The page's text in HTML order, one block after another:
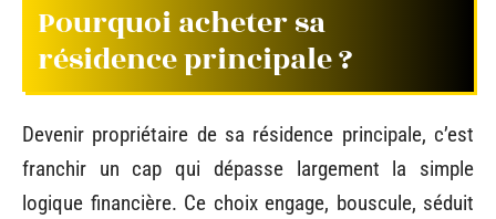
Pourquoi acheter sa
résidence principale ?
Devenir propriétaire de sa résidence principale, c’est
franchir un cap qui dépasse largement la simple
logique financière. Ce choix engage, bouscule, séduit